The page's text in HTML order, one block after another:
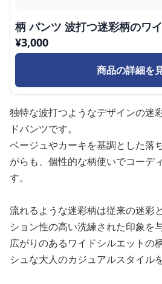
柄 パンツ 波打つ迷彩柄のワ
¥3,000
商品の詳細を
独特な波打つようなデザインの迷
ドパンツです。
ベージュやカーキを基調とした落
がらも、個性的な柄使いでコーデ
す。
流れるような迷彩柄は従来の迷彩
ション性の高い洗練された印象を
広がりのあるワイドシルエットの
シュな大人のカジュアルスタイル